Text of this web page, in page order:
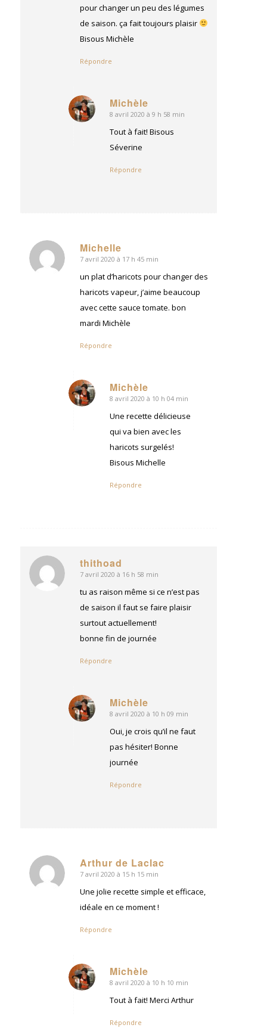
pour changer un peu des légumes
de saison. ça fait toujours plaisir
Bisous Michèle
Répondre
Michèle
dit
8 avril 2020 à 9 h 58 min
Tout à fait! Bisous
Séverine
Répondre
Michelle
dit
:
7 avril 2020 à 17 h 45 min
un plat d’haricots pour changer des
haricots vapeur, j’aime beaucoup
avec cette sauce tomate. bon
mardi Michèle
Répondre
Michèle
dit
8 avril 2020 à 10 h 04 min
Une recette délicieuse
qui va bien avec les
haricots surgelés!
Bisous Michelle
Répondre
thithoad
dit
:
7 avril 2020 à 16 h 58 min
tu as raison même si ce n’est pas
de saison il faut se faire plaisir
surtout actuellement!
bonne fin de journée
Répondre
Michèle
dit
8 avril 2020 à 10 h 09 min
Oui, je crois qu’il ne faut
pas hésiter! Bonne
journée
Répondre
Arthur de Laclac
dit
:
7 avril 2020 à 15 h 15 min
Une jolie recette simple et efficace,
idéale en ce moment !
Répondre
Michèle
dit
8 avril 2020 à 10 h 10 min
Tout à fait! Merci Arthur
Répondre